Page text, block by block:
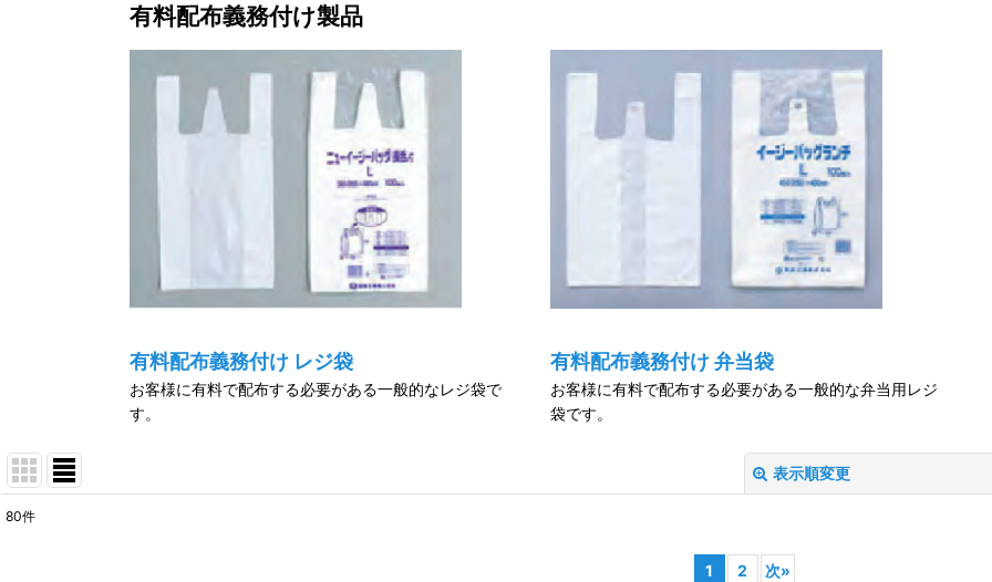
有料配布義務付け製品
有料配布義務付け レジ袋
お客様に有料で配布する必要がある一般的なレジ袋で
す。
有料配布義務付け 弁当袋
お客様に有料で配布する必要がある一般的な弁当用レジ
袋です。
表示順変更
80件
1 2 次»